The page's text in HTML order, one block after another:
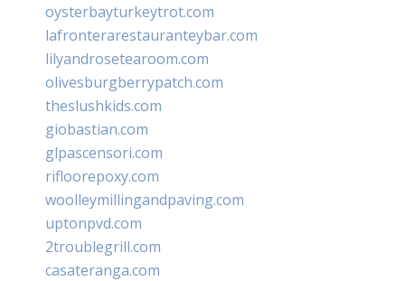
oysterbayturkeytrot.com
lafronterarestauranteybar.com
lilyandrosetearoom.com
olivesburgberrypatch.com
theslushkids.com
giobastian.com
glpascensori.com
rifloorepoxy.com
woolleymillingandpaving.com
uptonpvd.com
2troublegrill.com
casateranga.com